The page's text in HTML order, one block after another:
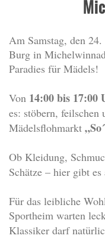
Am Samstag, den
Burg in
Paradies für Mädels!
Von 14:00 bis 17:00
es: stöbern, feilschen
Mädelsflohmarkt
Ob Kleidung,
Schätze – hier gibt es
Für das leibliche
Sportheim warten
Klassiker darf